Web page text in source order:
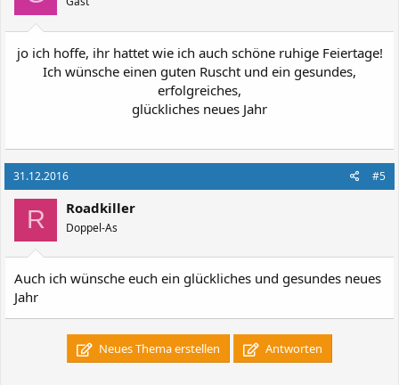
jo ich hoffe, ihr hattet wie ich auch schöne ruhige Feiertage!
Ich wünsche einen guten Ruscht und ein gesundes,
erfolgreiches,
glückliches neues Jahr
31.12.2016 #5
R Roadkiller
Doppel-As
Auch ich wünsche euch ein glückliches und gesundes neues
Jahr
Neues Thema erstellen Antworten